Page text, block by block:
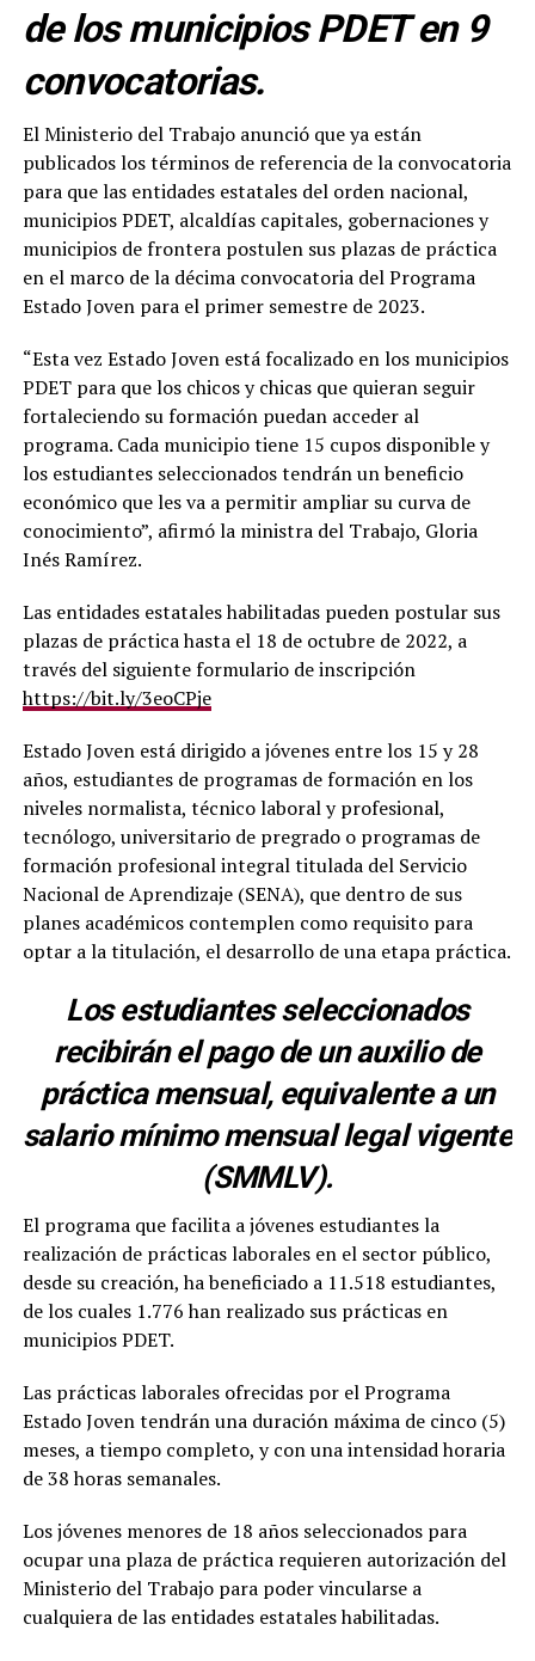
de los municipios PDET en 9
convocatorias.
El Ministerio del Trabajo anunció que ya están
publicados los términos de referencia de la convocatoria
para que las entidades estatales del orden nacional,
municipios PDET, alcaldías capitales, gobernaciones y
municipios de frontera postulen sus plazas de práctica
en el marco de la décima convocatoria del Programa
Estado Joven para el primer semestre de 2023.
“Esta vez Estado Joven está focalizado en los municipios
PDET para que los chicos y chicas que quieran seguir
fortaleciendo su formación puedan acceder al
programa. Cada municipio tiene 15 cupos disponible y
los estudiantes seleccionados tendrán un beneficio
económico que les va a permitir ampliar su curva de
conocimiento”, afirmó la ministra del Trabajo, Gloria
Inés Ramírez.
Las entidades estatales habilitadas pueden postular sus
plazas de práctica hasta el 18 de octubre de 2022, a
través del siguiente formulario de inscripción
https://bit.ly/3eoCPje
Estado Joven está dirigido a jóvenes entre los 15 y 28
años, estudiantes de programas de formación en los
niveles normalista, técnico laboral y profesional,
tecnólogo, universitario de pregrado o programas de
formación profesional integral titulada del Servicio
Nacional de Aprendizaje (SENA), que dentro de sus
planes académicos contemplen como requisito para
optar a la titulación, el desarrollo de una etapa práctica.
Los estudiantes seleccionados
recibirán el pago de un auxilio de
práctica mensual, equivalente a un
salario mínimo mensual legal vigente
(SMMLV).
El programa que facilita a jóvenes estudiantes la
realización de prácticas laborales en el sector público,
desde su creación, ha beneficiado a 11.518 estudiantes,
de los cuales 1.776 han realizado sus prácticas en
municipios PDET.
Las prácticas laborales ofrecidas por el Programa
Estado Joven tendrán una duración máxima de cinco (5)
meses, a tiempo completo, y con una intensidad horaria
de 38 horas semanales.
Los jóvenes menores de 18 años seleccionados para
ocupar una plaza de práctica requieren autorización del
Ministerio del Trabajo para poder vincularse a
cualquiera de las entidades estatales habilitadas.